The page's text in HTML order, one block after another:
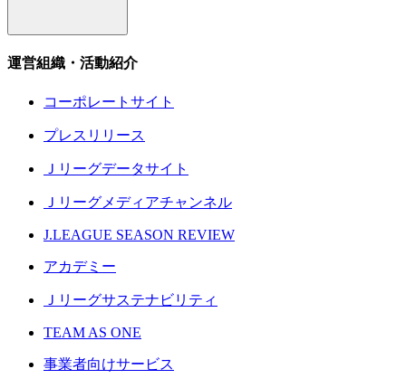
運営組織・活動紹介
コーポレートサイト
プレスリリース
Ｊリーグデータサイト
Ｊリーグメディアチャンネル
J.LEAGUE SEASON REVIEW
アカデミー
Ｊリーグサステナビリティ
TEAM AS ONE
事業者向けサービス